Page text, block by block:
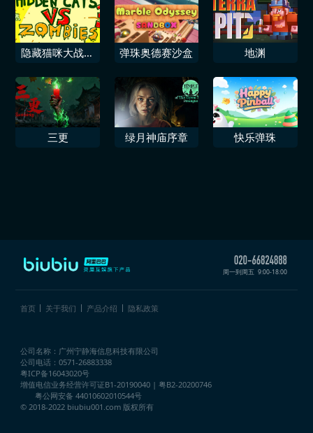
隐藏猫咪大战僵
弹珠奥德赛沙盒 地渊
三更 绿月神庙序章 快乐弹珠
周一到周五 9:00-18:00
首页 关于我们 产品介绍 隐私政策
公司名称：广州宁静海信息科技有限公司
公司电话：0571-26883338
粤ICP备16043020号
增值电信业务经营许可证B1-20190040 | 粤B2-20200746
粤公网安备 44010602010544号
© 2018-2022 biubiu001.com 版权所有